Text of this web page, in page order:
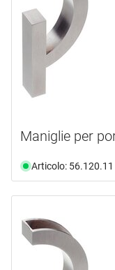
Maniglie per
Articolo: 56.120.11